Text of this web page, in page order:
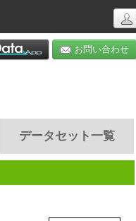
お問い合わせ
データセット一覧